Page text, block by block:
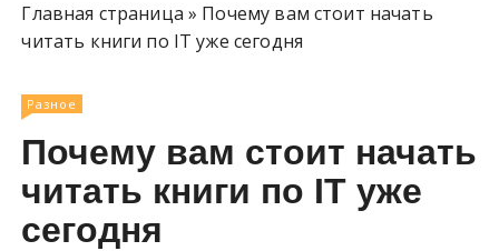
Главная страница » Почему вам стоит начать
читать книги по IT уже сегодня
Разное
Почему вам стоит начать
читать книги по IT уже
сегодня